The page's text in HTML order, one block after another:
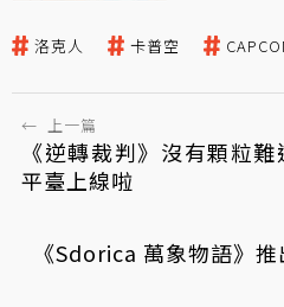
洛克人 卡普空
← 上一篇
《逆轉裁判》沒有顆粒
平臺上線啦
《Sdorica 萬象物語》